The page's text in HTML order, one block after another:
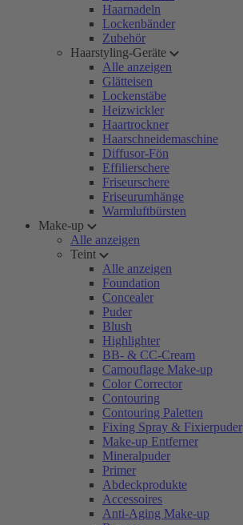
Haarnadeln
Lockenbänder
Zubehör
Haarstyling-Geräte
Alle anzeigen
Glätteisen
Lockenstäbe
Heizwickler
Haartrockner
Haarschneidemaschine
Diffusor-Fön
Effilierschere
Friseurschere
Friseurumhänge
Warmluftbürsten
Make-up
Alle anzeigen
Teint
Alle anzeigen
Foundation
Concealer
Puder
Blush
Highlighter
BB- & CC-Cream
Camouflage Make-up
Color Corrector
Contouring
Contouring Paletten
Fixing Spray & Fixierpuder
Make-up Entferner
Mineralpuder
Primer
Abdeckprodukte
Accessoires
Anti-Aging Make-up